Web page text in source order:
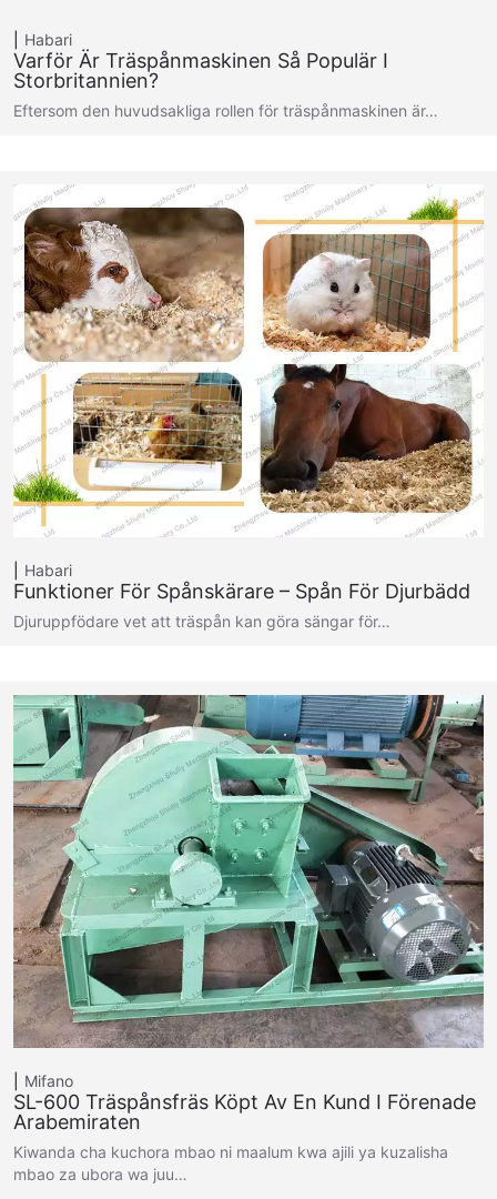
Habari
Varför Är Träspånmaskinen Så Populär I
Storbritannien?
Eftersom den huvudsakliga rollen för träspånmaskinen är…
Habari
Funktioner För Spånskärare – Spån För Djurbädd
Djuruppfödare vet att träspån kan göra sängar för…
Mifano
SL-600 Träspånsfräs Köpt Av En Kund I Förenade
Arabemiraten
Kiwanda cha kuchora mbao ni maalum kwa ajili ya kuzalisha
mbao za ubora wa juu…